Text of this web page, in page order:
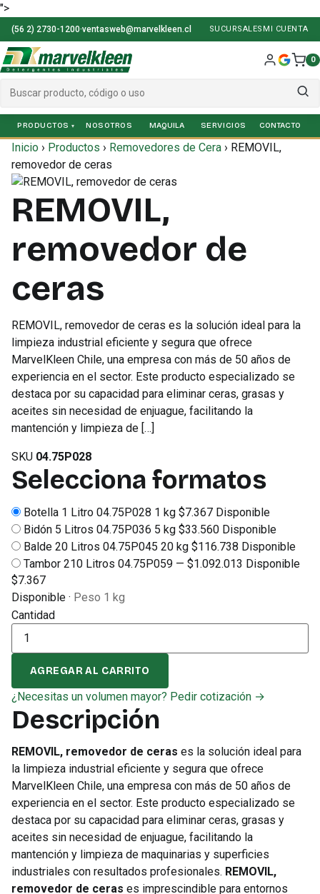
">
(56 2) 2730-1200·ventasweb@marvelkleen.cl SUCURSALES MI CUENTA
0
PRODUCTOS NOSOTROS SERVICIOS
Inicio › Productos › Removedores de Cera › REMOVIL,
removedor de ceras
REMOVIL,
removedor de
ceras
REMOVIL, removedor de ceras es la solución ideal para la
limpieza industrial eficiente y segura que ofrece
MarvelKleen Chile, una empresa con más de 50 años de
experiencia en el sector. Este producto especializado se
destaca por su capacidad para eliminar ceras, grasas y
aceites sin necesidad de enjuague, facilitando la
mantención y limpieza de […]
SKU 04.75P028
Selecciona formatos
Botella 1 Litro 04.75P028 1 kg $7.367 Disponible
Bidón 5 Litros 04.75P036 5 kg $33.560 Disponible
Balde 20 Litros 04.75P045 20 kg $116.738 Disponible
Tambor 210 Litros 04.75P059 — $1.092.013 Disponible
$7.367
Disponible · Peso 1 kg
Cantidad
AGREGAR AL CARRITO
¿Necesitas un volumen mayor? Pedir cotización →
Descripción
REMOVIL, removedor de ceras es la solución ideal para
la limpieza industrial eficiente y segura que ofrece
MarvelKleen Chile, una empresa con más de 50 años de
experiencia en el sector. Este producto especializado se
destaca por su capacidad para eliminar ceras, grasas y
aceites sin necesidad de enjuague, facilitando la
mantención y limpieza de maquinarias y superficies
industriales con resultados profesionales. REMOVIL,
removedor de ceras es imprescindible para entornos